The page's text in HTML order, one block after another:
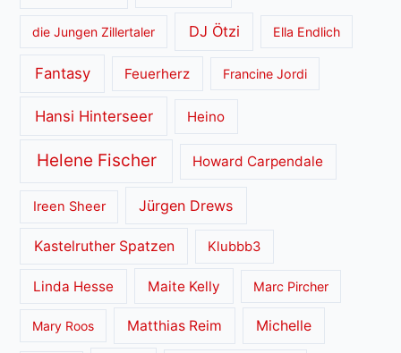
die Jungen Zillertaler DJ Ötzi Ella Endlich
Fantasy Feuerherz Francine Jordi
Hansi Hinterseer Heino
Helene Fischer Howard Carpendale
Ireen Sheer Jürgen Drews
Kastelruther Spatzen Klubbb3
Linda Hesse Maite Kelly Marc Pircher
Mary Roos Matthias Reim Michelle